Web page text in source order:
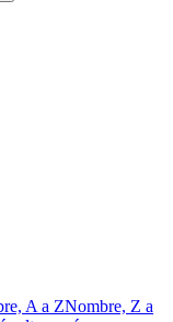
A a ZNombre, Z a